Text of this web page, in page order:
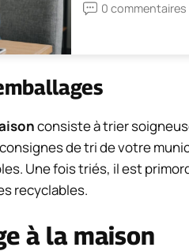
0 commentaires
consiste à trier
de tri de votre
Une fois triés, il est
recyclables.
à la maison